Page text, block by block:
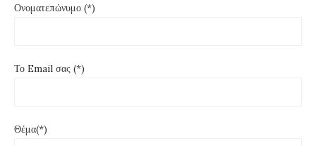
Ονοματεπώνυμο (*)
Το Email σας (*)
Θέμα(*)